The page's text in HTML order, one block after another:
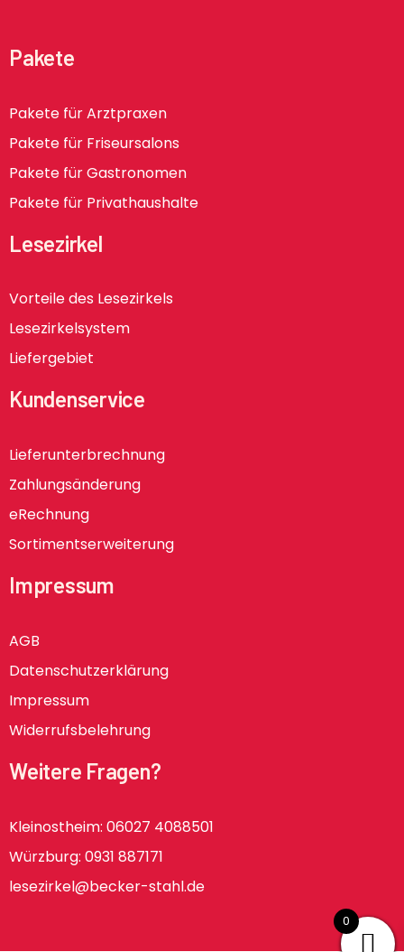
Pakete
Pakete für Arztpraxen
Pakete für Friseursalons
Pakete für Gastronomen
Pakete für Privathaushalte
Lesezirkel
Vorteile des Lesezirkels
Lesezirkelsystem
Liefergebiet
Kundenservice
Lieferunterbrechnung
Zahlungsänderung
eRechnung
Sortimentserweiterung
Impressum
AGB
Datenschutzerklärung
Impressum
Widerrufsbelehrung
Weitere Fragen?
Kleinostheim: 06027 4088501
Würzburg: 0931 887171
lesezirkel@becker-stahl.de
0